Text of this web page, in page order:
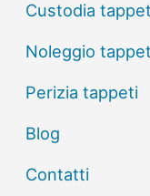
Custodia
Noleggio
Perizia tappeti
Blog
Contatti